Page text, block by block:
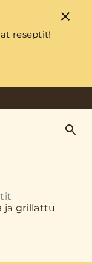
reseptit!
ja grillattu